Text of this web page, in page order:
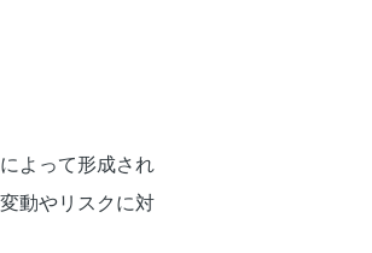
よって形成され
動やリスクに対